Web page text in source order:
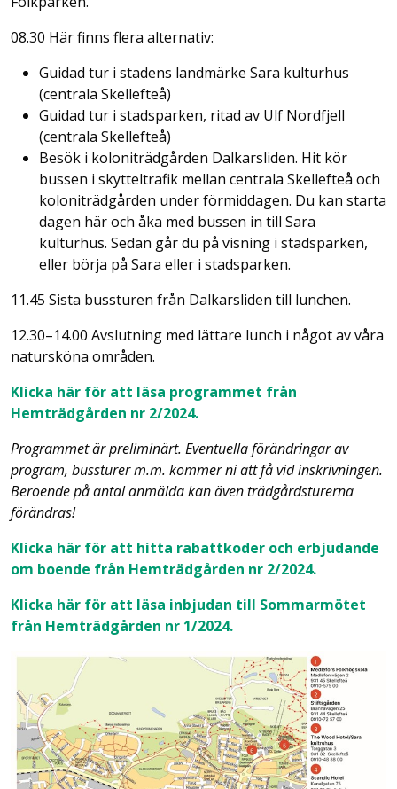
08.30 Här finns flera alternativ:
Guidad tur i stadens landmärke Sara kulturhus
(centrala Skellefteå)
Guidad tur i stadsparken, ritad av Ulf Nordfjell
(centrala Skellefteå)
Besök i koloniträdgården Dalkarsliden. Hit kör
bussen i skytteltrafik mellan centrala Skellefteå och
koloniträdgården under förmiddagen. Du kan starta
dagen här och åka med bussen in till Sara
kulturhus. Sedan går du på visning i stadsparken,
eller börja på Sara eller i stadsparken.
11.45 Sista bussturen från Dalkarsliden till lunchen.
12.30–14.00 Avslutning med lättare lunch i något av våra
natursköna områden.
Klicka här för att läsa programmet från
Hemträdgården nr 2/2024.
Programmet är preliminärt. Eventuella förändringar av
program, bussturer m.m. kommer ni att få vid inskrivningen.
Beroende på antal anmälda kan även trädgårdsturerna
förändras!
Klicka här för att hitta rabattkoder och erbjudande
om boende från Hemträdgården nr 2/2024.
Klicka här för att läsa inbjudan till Sommarmötet
från Hemträdgården nr 1/2024.